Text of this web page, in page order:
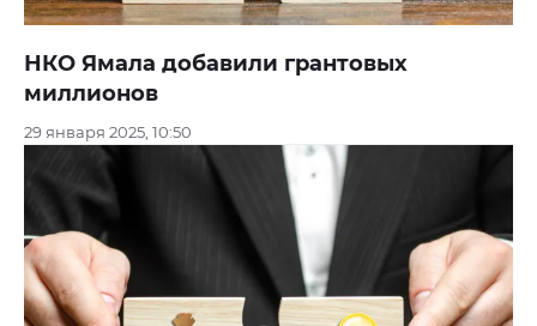
НКО Ямала добавили грантовых
миллионов
29 января 2025, 10:50